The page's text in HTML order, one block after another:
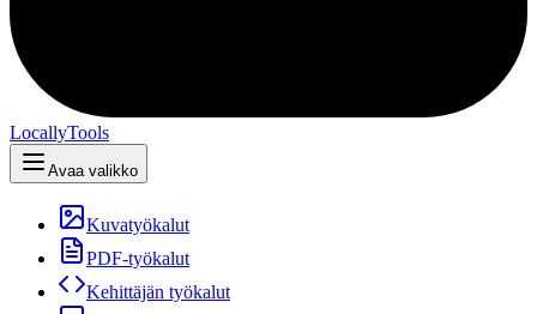
LocallyTools
Avaa valikko
Kuvatyökalut
PDF-työkalut
Kehittäjän työkalut